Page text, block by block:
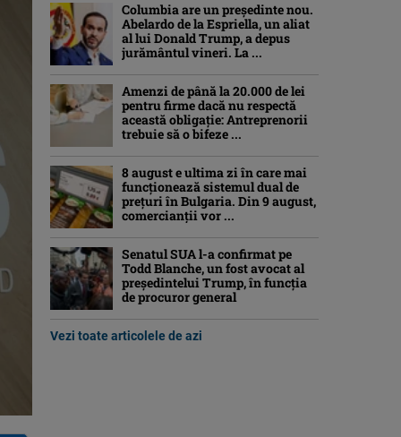
Columbia are un președinte nou.
Abelardo de la Espriella, un aliat
al lui Donald Trump, a depus
jurământul vineri. La ...
Amenzi de până la 20.000 de lei
pentru firme dacă nu respectă
această obligație: Antreprenorii
trebuie să o bifeze ...
8 august e ultima zi în care mai
funcționează sistemul dual de
prețuri în Bulgaria. Din 9 august,
comercianții vor ...
Senatul SUA l-a confirmat pe
Todd Blanche, un fost avocat al
președintelui Trump, în funcția
de procuror general
Vezi toate articolele de azi